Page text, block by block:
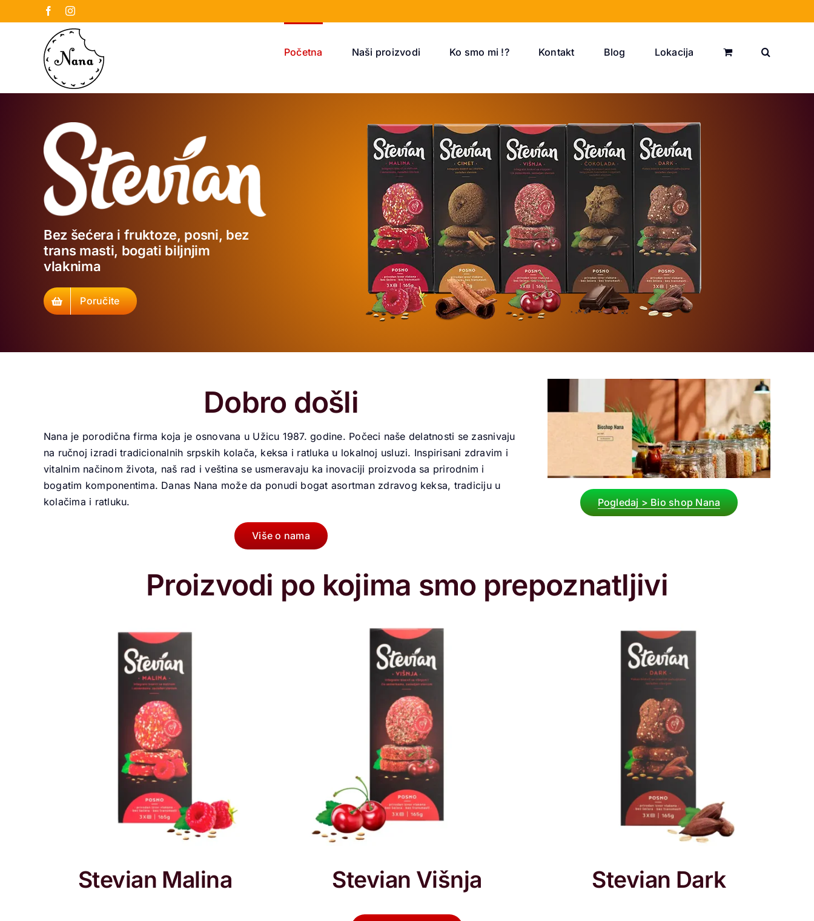
to
FacebookInstagram
Početna Naši proizvodi Ko smo mi !? Kontakt Blog Lokacija
Bez šećera i fruktoze, posni, bez
trans masti, bogati biljnjim
vlaknima
Poručite
Dobro došli
Nana je porodična firma koja je osnovana u Užicu 1987. godine. Počeci naše delatnosti se zasnivaju
na ručnoj izradi tradicionalnih srpskih kolača, keksa i ratluka u lokalnoj usluzi. Inspirisani zdravim i
vitalnim načinom života, naš rad i veština se usmeravaju ka inovaciji proizvoda sa prirodnim i
bogatim komponentima. Danas Nana može da ponudi bogat asortman zdravog keksa, tradiciju u
kolačima i ratluku.
Više o nama
Pogledaj > Bio shop Nana
Proizvodi po kojima smo prepoznatljivi
Stevian Malina Stevian Višnja Stevian Dark